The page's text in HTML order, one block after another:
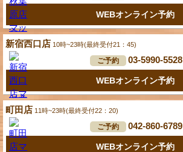
WEBオンライン予約
新宿西口店 10時~23時(最終受付21：45)
ご予約 03-5990-5528
WEBオンライン予約
町田店 11時~23時(最終受付22：20)
ご予約 042-860-6789
WEBオンライン予約